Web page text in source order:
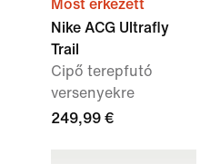
Most érkezett
Nike ACG Ultrafly
Trail
Cipő terepfutó
versenyekre
249,99 €